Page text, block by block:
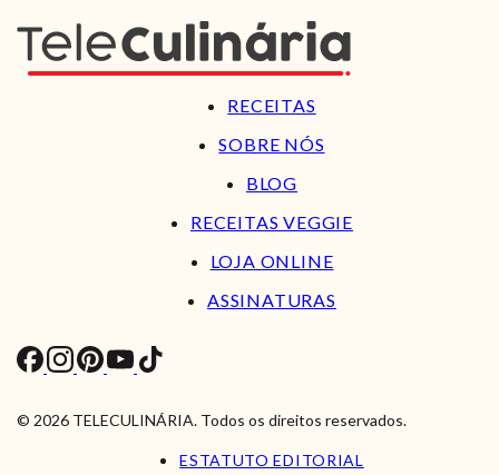
RECEITAS
SOBRE NÓS
BLOG
RECEITAS VEGGIE
LOJA ONLINE
ASSINATURAS
© 2026 TELECULINÁRIA. Todos os direitos reservados.
ESTATUTO EDITORIAL